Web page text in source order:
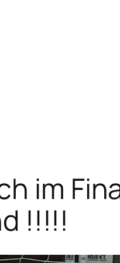
im
!!!!!